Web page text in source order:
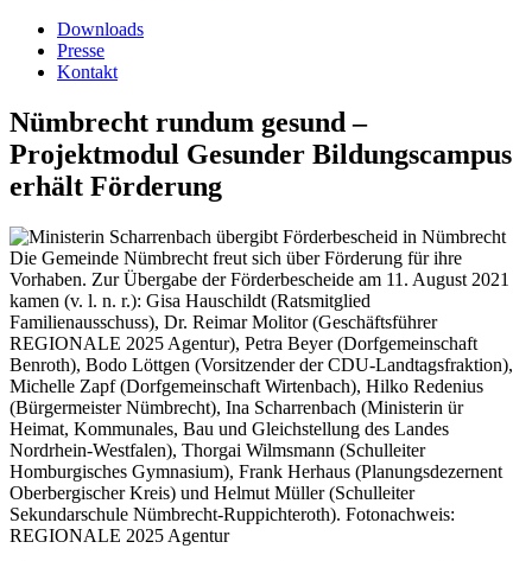
Downloads
Presse
Kontakt
Nümbrecht rundum gesund –
Projektmodul Gesunder Bildungscampus
erhält Förderung
Die Gemeinde Nümbrecht freut sich über Förderung für ihre
Vorhaben. Zur Übergabe der Förderbescheide am 11. August 2021
kamen (v. l. n. r.): Gisa Hauschildt (Ratsmitglied
Familienausschuss), Dr. Reimar Molitor (Geschäftsführer
REGIONALE 2025 Agentur), Petra Beyer (Dorfgemeinschaft
Benroth), Bodo Löttgen (Vorsitzender der CDU-Landtagsfraktion),
Michelle Zapf (Dorfgemeinschaft Wirtenbach), Hilko Redenius
(Bürgermeister Nümbrecht), Ina Scharrenbach (Ministerin ür
Heimat, Kommunales, Bau und Gleichstellung des Landes
Nordrhein-Westfalen), Thorgai Wilmsmann (Schulleiter
Homburgisches Gymnasium), Frank Herhaus (Planungsdezernent
Oberbergischer Kreis) und Helmut Müller (Schulleiter
Sekundarschule Nümbrecht-Ruppichteroth). Fotonachweis:
REGIONALE 2025 Agentur